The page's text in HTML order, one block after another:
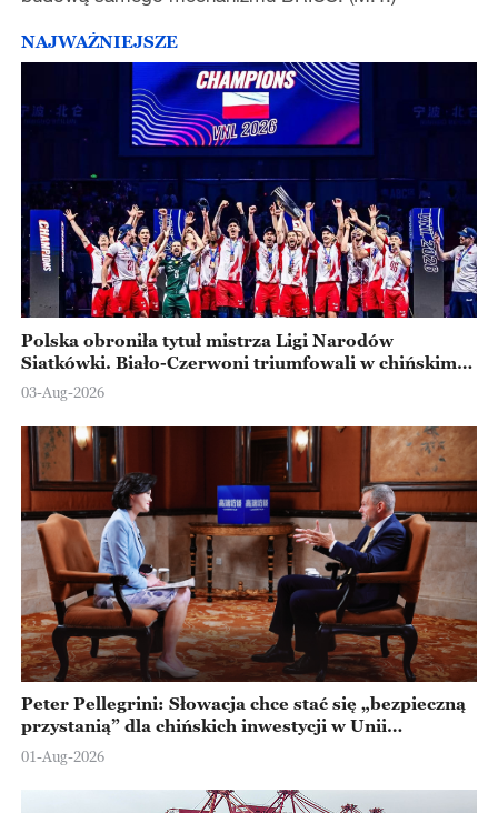
NAJWAŻNIEJSZE
Polska obroniła tytuł mistrza Ligi Narodów
Siatkówki. Biało-Czerwoni triumfowali w chińskim
Ningbo
03-Aug-2026
Peter Pellegrini: Słowacja chce stać się „bezpieczną
przystanią” dla chińskich inwestycji w Unii
Europejskiej
01-Aug-2026